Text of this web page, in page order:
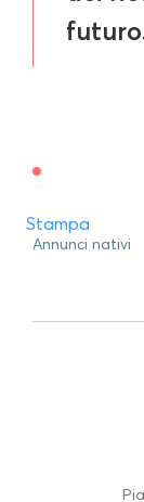
Stampa
Annunci nativi